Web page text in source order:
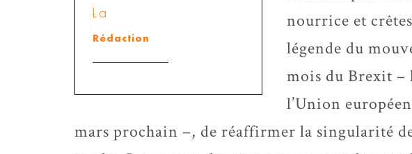
La
Rédaction
nourrice et
légende du
mois du Brexit –
l’Union
mars prochain –, de réaffirmer la singularité